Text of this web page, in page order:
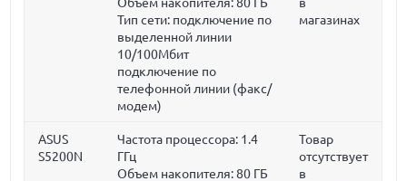
Тип сети: подключение по
выделенной линии
10/100Мбит
подключение по
телефонной линии (факс/
модем)
магазинах
ASUS
S5200N
Частота процессора: 1.4
ГГц
Объем накопителя:80 ГБ
Товар
отсутствует
в